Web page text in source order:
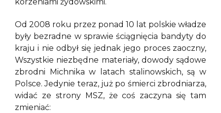
Od 2008 roku przez ponad 10 lat polskie władze
były bezradne w sprawie ściągnięcia bandyty do
kraju i nie odbył się jednak jego proces zaoczny,
Wszystkie niezbędne materiały, dowody sądowe
zbrodni Michnika w latach stalinowskich, są w
Polsce. Jedynie teraz, już po śmierci zbrodniarza,
widać ze strony MSZ, że coś zaczyna się tam
zmieniać: